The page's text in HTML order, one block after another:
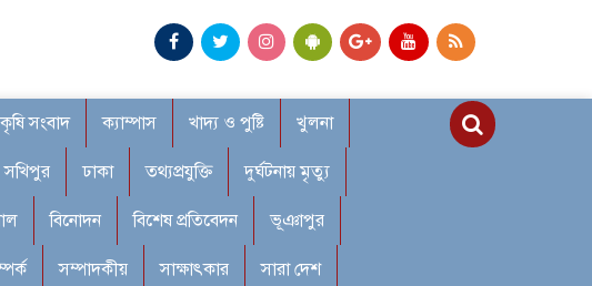
কৃষি সংবাদ ক্যাম্পাস খাদ্য ও পুষ্টি খুলনা
সখিপুর ঢাকা তথ্যপ্রযুক্তি দুর্ঘটনায় মৃত্যু
বিনোদন বিশেষ প্রতিবেদন ভূঞাপুর
সম্পাদকীয় সাক্ষাৎকার সারা দেশ